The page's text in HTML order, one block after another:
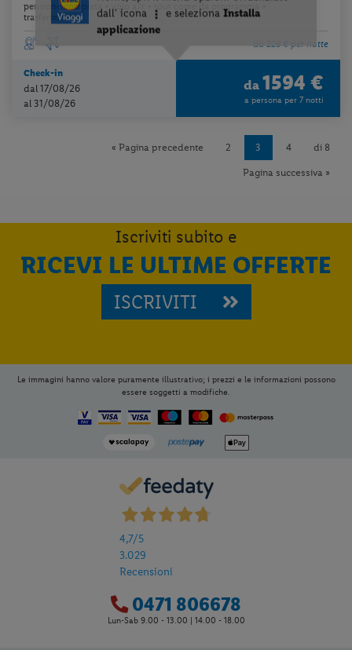
pensione completa + volo a/r + tour come da programma +
trasferimento...
da 228 € per notte
Check-in
dal 17/08/26
al 31/08/26
da 1594 €
a persona per 7 notti
« Pagina precedente 2 3 4 di 8
Pagina successiva »
Iscriviti subito e
RICEVI LE ULTIME OFFERTE
ISCRIVITI
Le immagini hanno valore puramente illustrativo; i prezzi e le informazioni possono
essere soggetti a modifiche.
4,7/5
3.029
Recensioni
0471 806678
Lun-Sab 9.00 - 13.00 | 14.00 - 18.00